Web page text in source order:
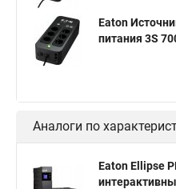
Eaton
питания 3S
Аналоги по
Eaton Ellipse